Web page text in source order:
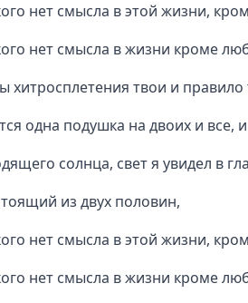
нет смысла в этой жизни,
нет смысла в жизни кроме
хитросплетения твои и
одна подушка на двоих и все,
солнца, свет я увидел в
из двух половин,
нет смысла в этой жизни,
нет смысла в жизни кроме